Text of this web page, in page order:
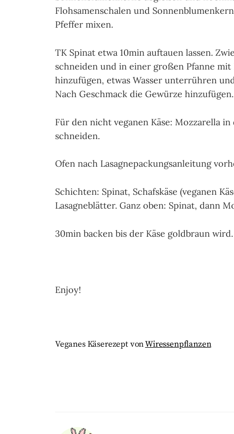
Flohsamenschalen und
Pfeffer mixen.
TK Spinat etwa 10min auftauen lassen.
schneiden und in einer großen Pfanne
hinzufügen, etwas Wasser unterrühren
Nach Geschmack die Gewürze hinzufügen.
Für den nicht veganen Käse: Mozzarella
schneiden.
Ofen nach Lasagnepackungsanleitung
Schichten: Spinat, Schafskäse (veganen
Lasagneblätter. Ganz oben: Spinat, dann
30min backen bis der Käse goldbraun wird.
Enjoy!
Veganes Käserezept vonWiressenpflanzen